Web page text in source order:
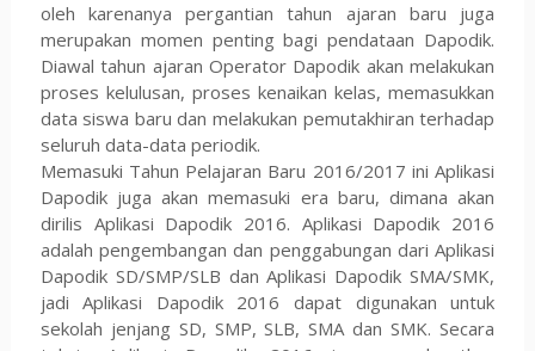
oleh karenanya pergantian tahun ajaran baru juga
merupakan momen penting bagi pendataan Dapodik.
Diawal tahun ajaran Operator Dapodik akan melakukan
proses kelulusan, proses kenaikan kelas, memasukkan
data siswa baru dan melakukan pemutakhiran terhadap
seluruh data-data periodik.
Memasuki Tahun Pelajaran Baru 2016/2017 ini Aplikasi
Dapodik juga akan memasuki era baru, dimana akan
dirilis Aplikasi Dapodik 2016. Aplikasi Dapodik 2016
adalah pengembangan dan penggabungan dari Aplikasi
Dapodik SD/SMP/SLB dan Aplikasi Dapodik SMA/SMK,
jadi Aplikasi Dapodik 2016 dapat digunakan untuk
sekolah jenjang SD, SMP, SLB, SMA dan SMK. Secara